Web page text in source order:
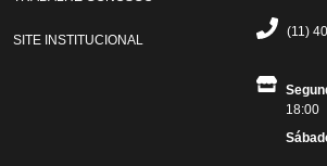
SITE INSTITUCIONAL
(11)
18:00